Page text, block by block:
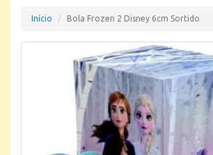
Início Bola Frozen 2 Disney 6cm Sortido